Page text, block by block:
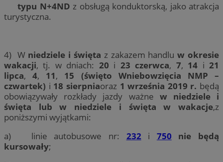
typu N+4ND z obsługą konduktorską, jako atrakcja
turystyczna.
4) W niedziele i święta z zakazem handluw okresie
wakacji, tj. w dniach: 20 i 23 czerwca, 7, 14 i21
lipca,4, 11, 15 (święto Wniebowzięcia NMP –
czwartek) i 18 sierpniaoraz 1 września 2019 r. będą
obowiązywały rozkłady jazdy ważne w niedziele i
święta lub w niedziele i święta w wakacje,z
poniższymi wyjątkami:
a) linie autobusowe nr: 232 i 750
nie będą
kursowały;